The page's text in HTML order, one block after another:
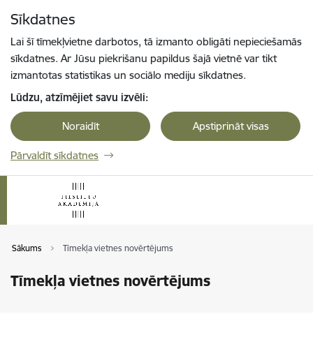
Sīkdatnes
Lai šī tīmekļvietne darbotos, tā izmanto obligāti nepieciešamās
sīkdatnes. Ar Jūsu piekrišanu papildus šajā vietnē var tikt
izmantotas statistikas un sociālo mediju sīkdatnes.
Lūdzu, atzīmējiet savu izvēli:
Noraidīt Apstiprināt visas
Pārvaldīt sīkdatnes
Sākums Tīmekļa vietnes novērtējums
Tīmekļa vietnes novērtējums